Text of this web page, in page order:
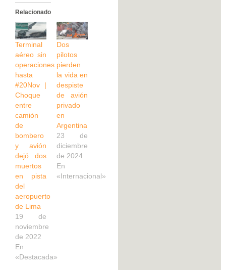
Relacionado
Terminal
aéreo sin
operaciones
hasta
#20Nov |
Choque
entre
camión
de
bombero
y avión
dejó dos
muertos
en pista
del
aeropuerto
de Lima
19 de
noviembre
de 2022
En
«Destacada»
Dos
pilotos
pierden
la vida en
despiste
de avión
privado
en
Argentina
23 de
diciembre
de 2024
En
«Internacional»